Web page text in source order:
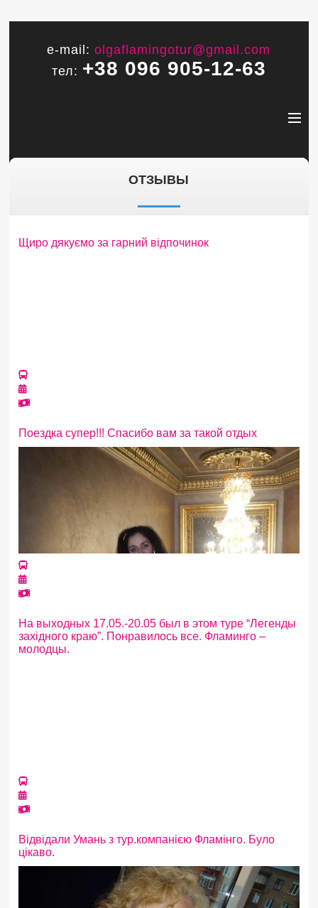
e-mail:olgaflamingotur@gmail.com
тел: +38 096 905-12-63
ОТЗЫВЫ
Щиро дякуємо за гарний відпочинок
Поездка супер!!! Спасибо вам за такой отдых
На выходных 17.05.-20.05 был в этом туре “Легенды
західного краю”. Понравилось все. Фламинго –
молодцы.
Відвідали Умань з тур.компанією Фламінго. Було
цікаво.